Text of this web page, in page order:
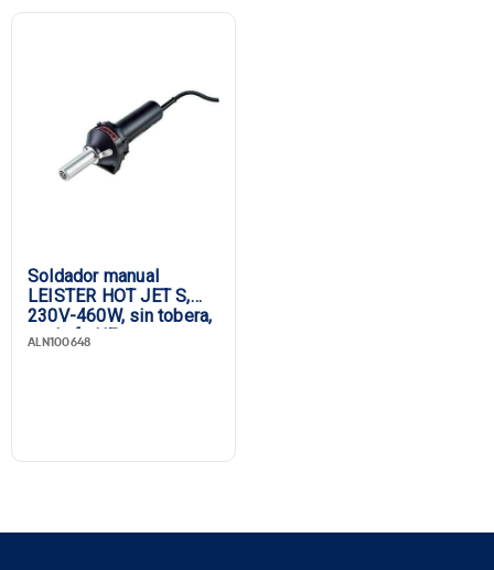
Soldador manual
LEISTER HOT JET S,
230V-460W, sin tobera,
enchufe UE
ALN100648